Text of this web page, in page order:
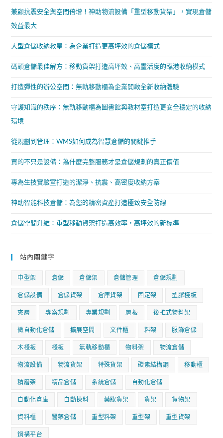
兼顧抗震安全與空間倍增！神助物流設備「重型移動貨架」，實現倉儲
效益最大
大型倉儲收納救星：為企業打造更高坪效的倉儲模式
碼頭倉儲最佳解方：移動貨架打造高坪效、高靈活度的臨港收納模式
打造彈性的辦公空間：無軌移動櫃為企業開啟全新收納體驗
守護知識的秩序：無軌移動櫃為圖書館與教材室打造更安全穩定的收納
環境
從規劃到管理：WMS如何成為智慧倉儲的關鍵推手
買的不只是設備：為什麼完整服務才是倉儲規劃的真正價值
專為生技實驗室打造的潔淨、抗震、高密度收納方案
神助智能科技倉儲：為您的精密資產打造極致安全防線
倉儲空間升維：重型移動貨架打造高效率‧高坪效的新標準
站內關鍵字
中型架 倉儲 倉儲架 倉儲管理 倉儲規劃
倉儲設備 倉儲貨架 倉庫貨架 固定架 塑膠棧板
夾層 專案規劃 專業規劃 層板 後推式物料架
微自動化倉儲 擴展空間 文件櫃 料架 服飾倉儲
木棧板 棧板 無軌移動櫃 物料架 物流倉儲
物流設備 物流貨架 特殊貨架 碳素結構鋼 移動櫃
積層架 精品倉儲 系統倉儲 自動化倉儲
自動化倉庫 自動揀料 藥妝貨架 貨架 貨物架
資料櫃 醫藥倉儲 重型料架 重型架 重型貨架
鋼構平台